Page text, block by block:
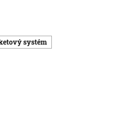
systém